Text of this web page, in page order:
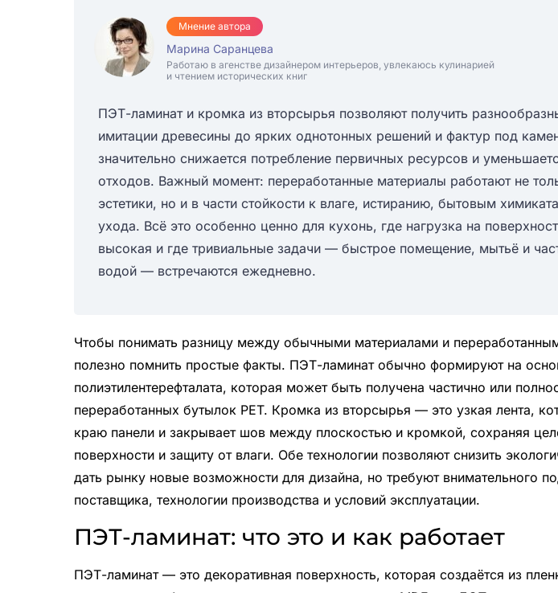
Мнение автора
Марина Саранцева
Работаю в агенстве дизайнером интерьеров, увлекаюсь кулинарией
и чтением исторических книг
ПЭТ-ламинат и кромка из вторсырья позволяют получить
имитации древесины до ярких однотонных решений и фактур под
значительно снижается потребление первичных ресурсов и
отходов. Важный момент: переработанные материалы работают не
эстетики, но и в части стойкости к влаге, истиранию, бытовым
ухода. Всё это особенно ценно для кухонь, где нагрузка на
высокая и где тривиальные задачи — быстрое помещение, мытьё и
водой — встречаются ежедневно.
Чтобы понимать разницу между обычными материалами и
полезно помнить простые факты. ПЭТ-ламинат обычно формируют на
полиэтилентерефталата, которая может быть получена частично или
переработанных бутылок PET. Кромка из вторсырья — это узкая лента,
краю панели и закрывает шов между плоскостью и кромкой, сохраняя
поверхности и защиту от влаги. Обе технологии позволяют снизить
дать рынку новые возможности для дизайна, но требуют внимательного
поставщика, технологии производства и условий эксплуатации.
ПЭТ-ламинат: что это и как работает
ПЭТ-ламинат — это декоративная поверхность, которая создаётся из